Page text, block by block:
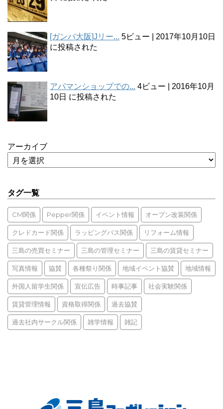
[ガンバ大阪]Jリー... 5ビュー
2017年10月10日
に投稿された
アパマンショップでの... 4ビュー
2016年10月
10日 に投稿された
アーカイブ
タグ一覧
CM関係 Pepper関係 イベント情報 オープン改装関係
クレドカード関係 ラッピングバス関係 リフォーム情報
三島の売買セミナー 三島の管理セミナー 三島の賃貸セミナー
写真情報 協賛 各種祭り関係 地域イベント協賛 地域情報
外国人留学生関係 宣伝広告 時事記事 社会実験関係
賃貸管理情報 資格取得関係 過去協賛
過去社内サークル関係 雑学情報 雑記